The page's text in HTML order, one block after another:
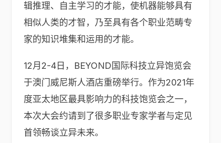
辑推理、自主学习的才能，使机器能够具有
相似人类的才智，乃至具有各个职业范畴专
家的知识堆集和运用的才能。
12月2-4日，BEYOND国际科技立异饱览会
于澳门威尼斯人酒店重磅举行。作为2021年
度亚太地区最具影响力的科技饱览会之一，
本次大会约请到了很多职业专家学者与定见
首领畅谈立异未来。